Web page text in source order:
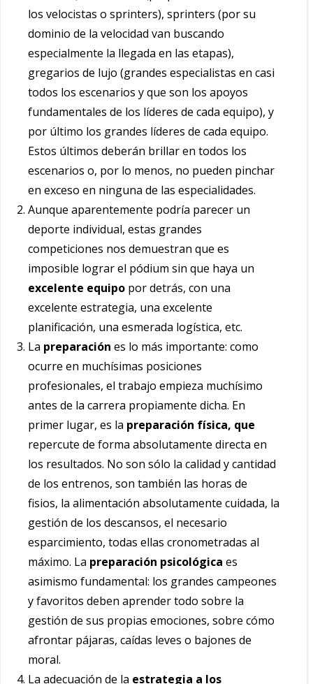
los velocistas o sprinters), sprinters (por su
dominio de la velocidad van buscando
especialmente la llegada en las etapas),
gregarios de lujo (grandes especialistas en casi
todos los escenarios y que son los apoyos
fundamentales de los líderes de cada equipo), y
por último los grandes líderes de cada equipo.
Estos últimos deberán brillar en todos los
escenarios o, por lo menos, no pueden pinchar
en exceso en ninguna de las especialidades.
Aunque aparentemente podría parecer un
deporte individual, estas grandes
competiciones nos demuestran que es
imposible lograr el pódium sin que haya un
excelente equipo por detrás, con una
excelente estrategia, una excelente
planificación, una esmerada logística, etc.
La preparación es lo más importante: como
ocurre en muchísimas posiciones
profesionales, el trabajo empieza muchísimo
antes de la carrera propiamente dicha. En
primer lugar, es la preparación física, que
repercute de forma absolutamente directa en
los resultados. No son sólo la calidad y cantidad
de los entrenos, son también las horas de
fisios, la alimentación absolutamente cuidada, la
gestión de los descansos, el necesario
esparcimiento, todas ellas cronometradas al
máximo. La preparación psicológica es
asimismo fundamental: los grandes campeones
y favoritos deben aprender todo sobre la
gestión de sus propias emociones, sobre cómo
afrontar pájaras, caídas leves o bajones de
moral.
La adecuación de la estrategia a los